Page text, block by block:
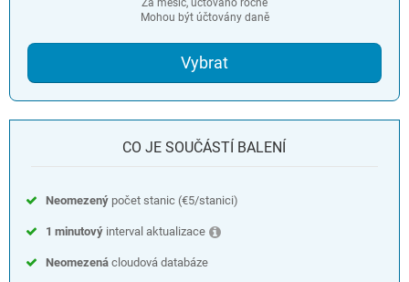
Za měsíc, účtováno ročně
Mohou být účtovány daně
Vybrat
CO JE SOUČÁSTÍ BALENÍ
Neomezený počet stanic (€5/stanici)
1 minutový interval aktualizace
Neomezená cloudová databáze